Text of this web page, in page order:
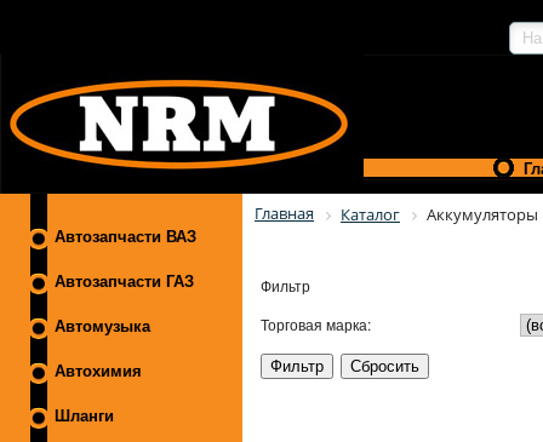
Автозапчасти ВАЗ
Автозапчасти ГАЗ
Автомузыка
Автохимия
Шланги
Главная Каталог Аккумуляторы
Фильтр
Торговая марка: